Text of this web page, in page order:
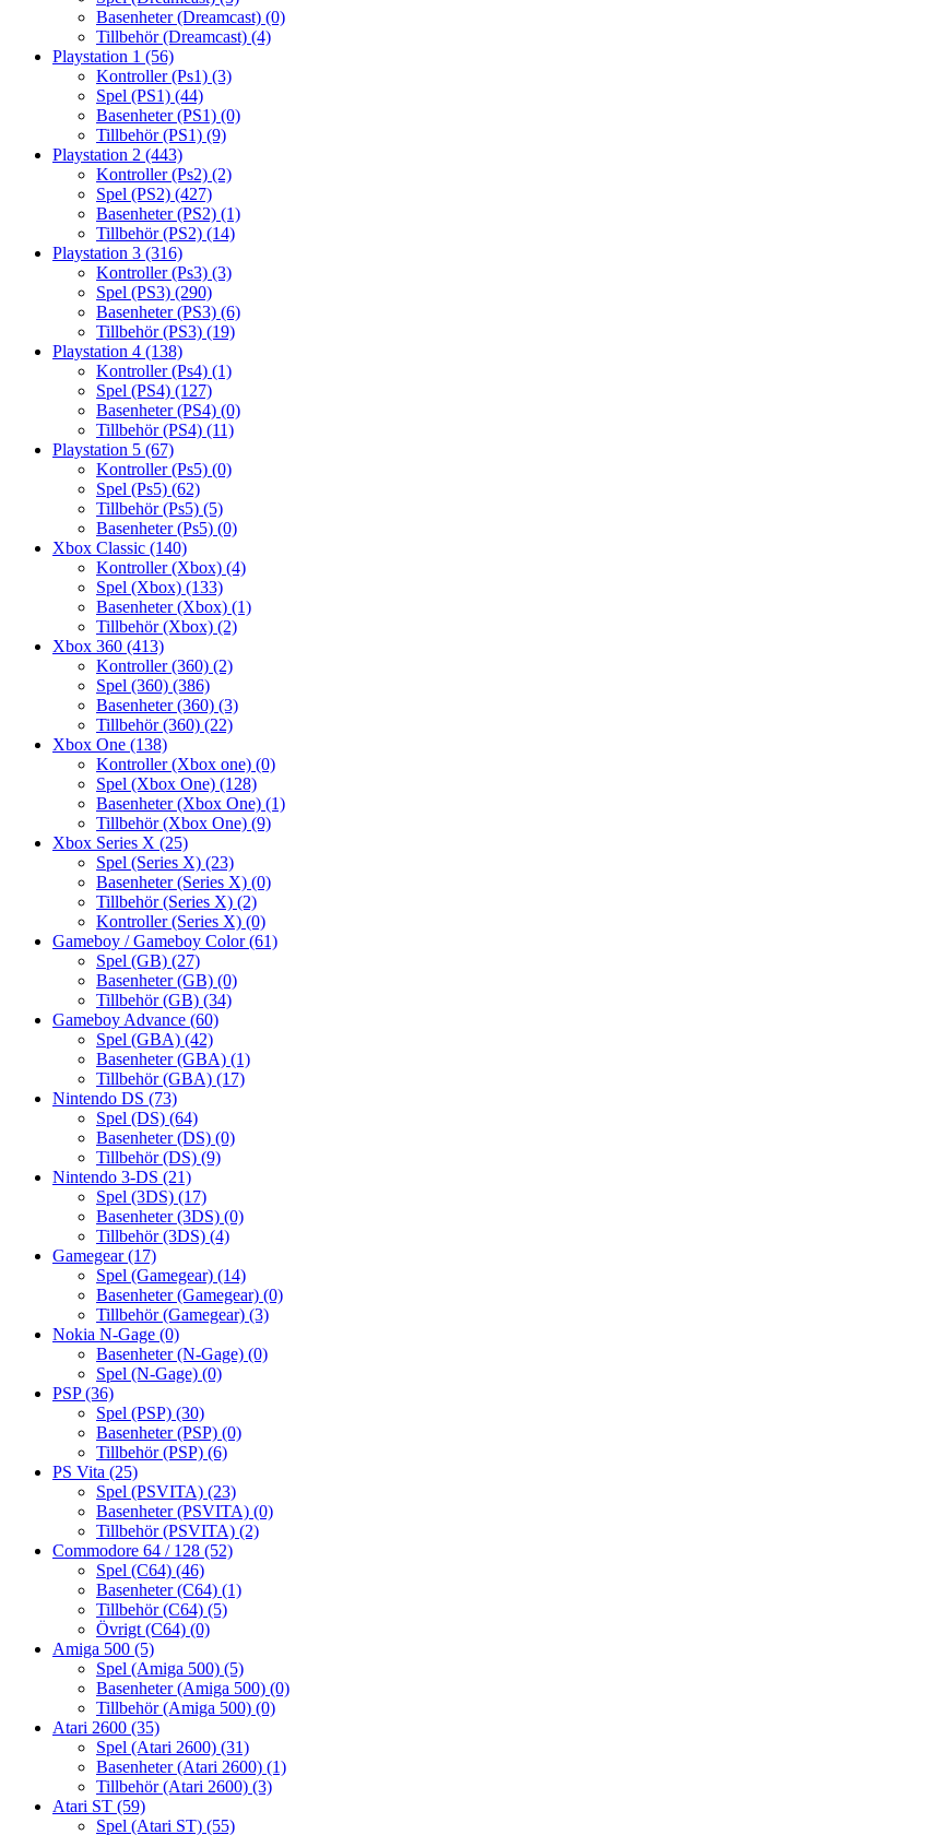
Basenheter (Dreamcast) (0)
Tillbehör (Dreamcast) (4)
Playstation 1 (56)
Kontroller (Ps1) (3)
Spel (PS1) (44)
Basenheter (PS1) (0)
Tillbehör (PS1) (9)
Playstation 2 (443)
Kontroller (Ps2) (2)
Spel (PS2) (427)
Basenheter (PS2) (1)
Tillbehör (PS2) (14)
Playstation 3 (316)
Kontroller (Ps3) (3)
Spel (PS3) (290)
Basenheter (PS3) (6)
Tillbehör (PS3) (19)
Playstation 4 (138)
Kontroller (Ps4) (1)
Spel (PS4) (127)
Basenheter (PS4) (0)
Tillbehör (PS4) (11)
Playstation 5 (67)
Kontroller (Ps5) (0)
Spel (Ps5) (62)
Tillbehör (Ps5) (5)
Basenheter (Ps5) (0)
Xbox Classic (140)
Kontroller (Xbox) (4)
Spel (Xbox) (133)
Basenheter (Xbox) (1)
Tillbehör (Xbox) (2)
Xbox 360 (413)
Kontroller (360) (2)
Spel (360) (386)
Basenheter (360) (3)
Tillbehör (360) (22)
Xbox One (138)
Kontroller (Xbox one) (0)
Spel (Xbox One) (128)
Basenheter (Xbox One) (1)
Tillbehör (Xbox One) (9)
Xbox Series X (25)
Spel (Series X) (23)
Basenheter (Series X) (0)
Tillbehör (Series X) (2)
Kontroller (Series X) (0)
Gameboy / Gameboy Color(61)
Spel (GB) (27)
Basenheter (GB) (0)
Tillbehör (GB) (34)
Gameboy Advance (60)
Spel (GBA) (42)
Basenheter (GBA) (1)
Tillbehör (GBA) (17)
Nintendo DS (73)
Spel (DS) (64)
Basenheter (DS) (0)
Tillbehör (DS) (9)
Nintendo 3-DS (21)
Spel (3DS) (17)
Basenheter (3DS) (0)
Tillbehör (3DS) (4)
Gamegear(17)
Spel (Gamegear) (14)
Basenheter (Gamegear) (0)
Tillbehör (Gamegear) (3)
Nokia N-Gage (0)
Basenheter (N-Gage) (0)
Spel (N-Gage) (0)
PSP(36)
Spel (PSP) (30)
Basenheter (PSP) (0)
Tillbehör (PSP) (6)
PS Vita (25)
Spel (PSVITA) (23)
Basenheter (PSVITA) (0)
Tillbehör (PSVITA) (2)
Commodore 64 / 128 (52)
Spel (C64) (46)
Basenheter (C64) (1)
Tillbehör (C64) (5)
Övrigt (C64) (0)
Amiga 500 (5)
Spel (Amiga 500) (5)
Basenheter (Amiga 500) (0)
Tillbehör (Amiga 500) (0)
Atari 2600 (35)
Spel (Atari 2600) (31)
Basenheter (Atari 2600) (1)
Tillbehör (Atari 2600) (3)
Atari ST (59)
Spel (Atari ST) (55)